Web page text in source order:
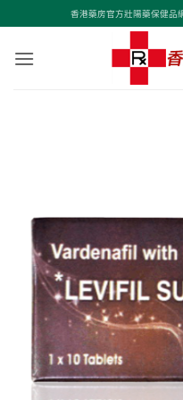
to
content
香港藥房官方壯陽藥保健品